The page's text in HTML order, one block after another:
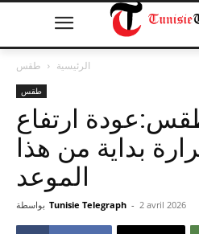
الرئيسية طقس
طقس
ارتفاع
بداية من هذا
الموعد
بواسطة Tunisie Telegraph - 2 avril 2026